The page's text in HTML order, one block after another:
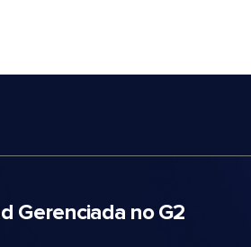
Gerenciada no G2